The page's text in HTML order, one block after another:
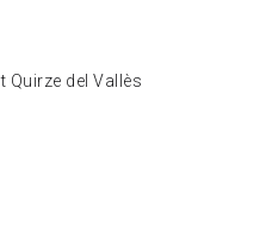
Quirze del Vallès